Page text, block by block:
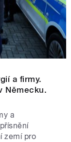
a firmy.
Německu.
a
zemí pro